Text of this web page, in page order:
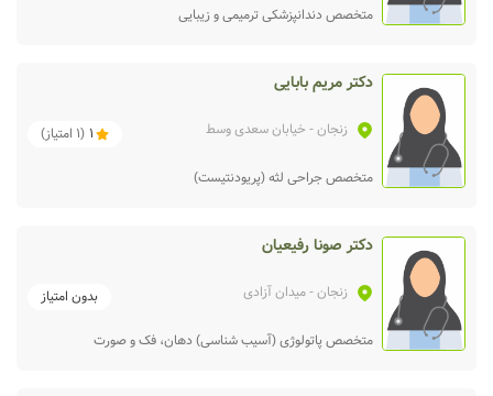
متخصص دندانپزشکی ترمیمی و زیبایی
دکتر مریم بابایی
زنجان- خیابان سعدی وسط 1
(
1 امتیاز)
متخصص جراحی لثه (پریودنتیست)
دکتر صونا رفیعیان
زنجان- میدان آزادی بدون امتیاز
متخصص پاتولوژی (آسیب شناسی) دهان، فک و صورت